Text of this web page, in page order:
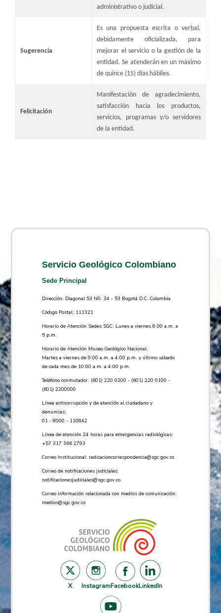
administrativo o judicial.
​Sugerencia
Es una propuesta escrita o verbal,
debidamente oficializada, para
mejorar el servicio o la gestión de la
entidad. Se atenderán en un máximo
de quince (15) días hábiles.
​Felicitación
Manifestación de agradecimiento,
satisfacción hacia los productos,
servicios, programas y/o servidores
de la entidad.​
Servicio Geológico Colombiano
Sede Principal
Dirección: Diagonal 53 N0. 34 - 53 Bogotá D.C. Colombia
Código Postal: 111321
Horario de Atención Sedes SGC: Lunes a viernes 8.00 a.m. a
5 p.m.
Horario de Atención Museo Geológico Nacional:
Martes a viernes de 9:00 a.m. a 4:00 p.m. y último sábado
de cada mes de 10:00 a.m. a 4:00 p.m.
Teléfono conmutador: (601) 220 0200 - (601) 220 0100 -
(601) 2200000
Línea anticorrupción y de atención al ciudadano y
denuncias:
01 - 8000 - 110842
Línea de atención 24 horas para emergencias radiológicas:
+57 ​317 366 2793
Correo Institucional: radicacioncorrespondencia@sgc.gov.co
Correo de notificaciones judiciales:
notificacionesjudiciales@sgc.gov.co
Correo información relacionada con medios de comunicación:
medios@sgc.gov.co
X InstagramFacebookLinkedIn